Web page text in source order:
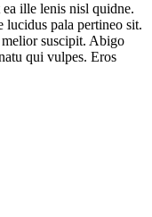
ille lenis nisl quidne.
pala pertineo sit.
suscipit. Abigo
qui vulpes. Eros